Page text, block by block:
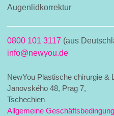
Augenlidkorrektur
0800 101 3117 (aus
info@newyou.de
NewYou Plastische chirurgie &
Janovského 48, Prag 7,
Tschechien
Allgemeine